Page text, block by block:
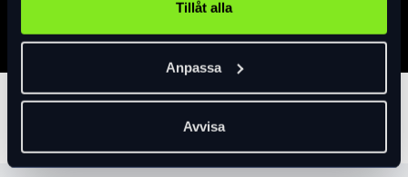
Tillåt alla
Anpassa
Avvisa